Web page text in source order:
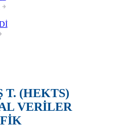
T. (HEKTS)
VERİLER